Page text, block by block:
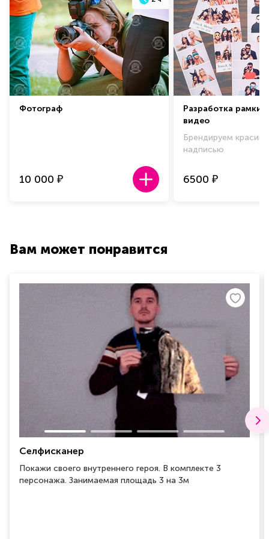
Фотограф
10 000 ₽
Разработка рамки
видео
Брендируем
надписью
6500 ₽
Вам может понравится
Селфисканер
Покажи своего внутреннего героя. В комплекте 3
персонажа. Занимаемая площадь 3 на 3м